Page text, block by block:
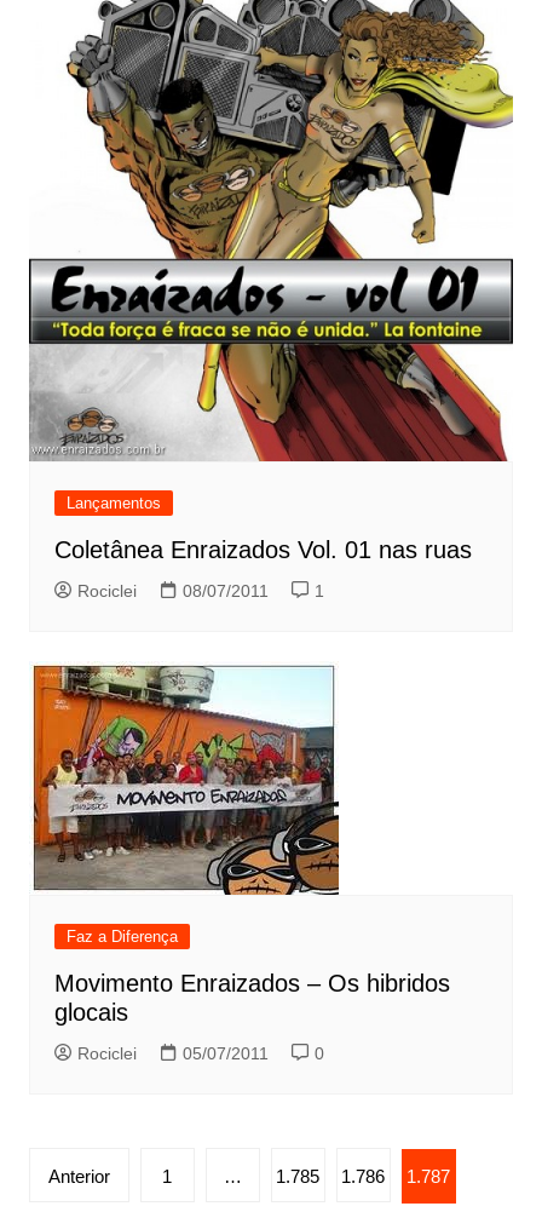
Lançamentos
Coletânea Enraizados Vol. 01 nas ruas
Rociclei 08/07/2011 1
Faz a Diferença
Movimento Enraizados – Os hibridos
glocais
Rociclei 05/07/2011 0
Paginação
Anterior 1 … 1.785 1.786 1.787